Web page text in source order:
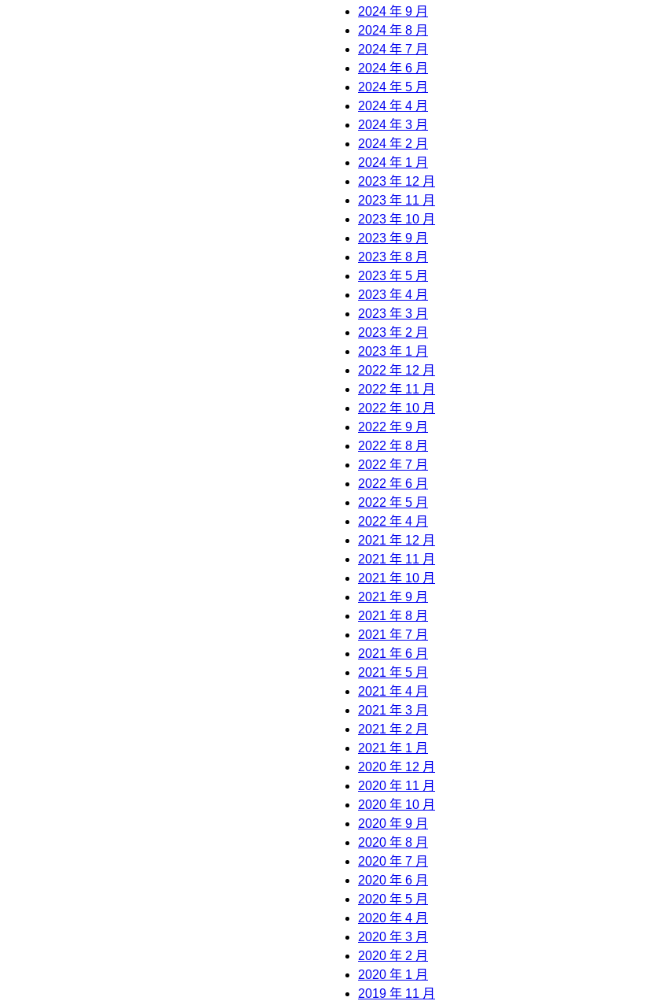
2024 年 9 月
2024 年 8 月
2024 年 7 月
2024 年 6 月
2024 年 5 月
2024 年 4 月
2024 年 3 月
2024 年 2 月
2024 年 1 月
2023 年 12 月
2023 年 11 月
2023 年 10 月
2023 年 9 月
2023 年 8 月
2023 年 5 月
2023 年 4 月
2023 年 3 月
2023 年 2 月
2023 年 1 月
2022 年 12 月
2022 年 11 月
2022 年 10 月
2022 年 9 月
2022 年 8 月
2022 年 7 月
2022 年 6 月
2022 年 5 月
2022 年 4 月
2021 年 12 月
2021 年 11 月
2021 年 10 月
2021 年 9 月
2021 年 8 月
2021 年 7 月
2021 年 6 月
2021 年 5 月
2021 年 4 月
2021 年 3 月
2021 年 2 月
2021 年 1 月
2020 年 12 月
2020 年 11 月
2020 年 10 月
2020 年 9 月
2020 年 8 月
2020 年 7 月
2020 年 6 月
2020 年 5 月
2020 年 4 月
2020 年 3 月
2020 年 2 月
2020 年 1 月
2019 年 11 月